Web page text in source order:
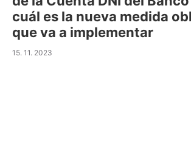
cuál es la nueva medida
que va a implementar
15. 11. 2023